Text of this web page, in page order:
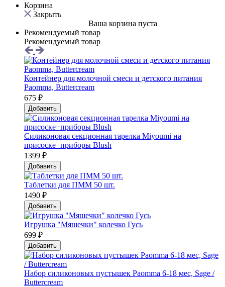
Корзина
Закрыть
Ваша корзина пуста
Рекомендуемый товар
Рекомендуемый товар
Контейнер для молочной смеси и детского питания
Paomma, Buttercream
675 ₽
Добавить
Силиконовая секционная тарелка Мiyoumi на
присоске+приборы Blush
1399 ₽
Добавить
Таблетки для ПММ 50 шт.
1490 ₽
Добавить
Игрушка "Мяшечки" колечко Гусь
699 ₽
Добавить
Набор силиконовых пустышек Paomma 6-18 мес, Sage /
Buttercream